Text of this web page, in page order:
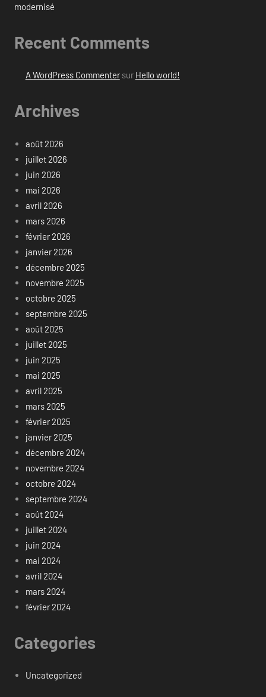
modernisé
Recent Comments
A WordPress Commentersur Hello world!
Archives
août 2026
juillet 2026
juin 2026
mai 2026
avril 2026
mars 2026
février 2026
janvier 2026
décembre 2025
novembre 2025
octobre 2025
septembre 2025
août 2025
juillet 2025
juin 2025
mai 2025
avril 2025
mars 2025
février 2025
janvier 2025
décembre 2024
novembre 2024
octobre 2024
septembre 2024
août 2024
juillet 2024
juin 2024
mai 2024
avril 2024
mars 2024
février 2024
Categories
Uncategorized